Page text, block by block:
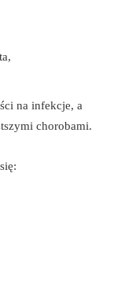
na infekcje, a
chorobami.